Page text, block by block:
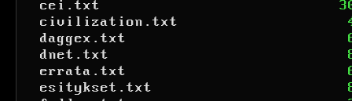
cei.txt
civilization.txt
daggex.txt
dnet.txt
errata.txt
esitykset.txt